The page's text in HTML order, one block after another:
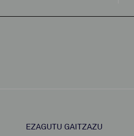
EZAGUTU GAITZAZU